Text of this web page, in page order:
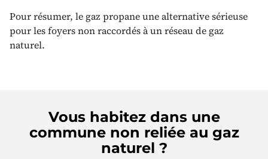
Pour résumer, le gaz propane une alternative sérieuse
pour les foyers non raccordés à un réseau de gaz
naturel.
Vous habitez dans une
commune non reliée au gaz
naturel ?